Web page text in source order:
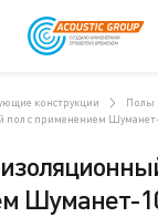
конструкции
Полы
пол с применением
Шуманет-